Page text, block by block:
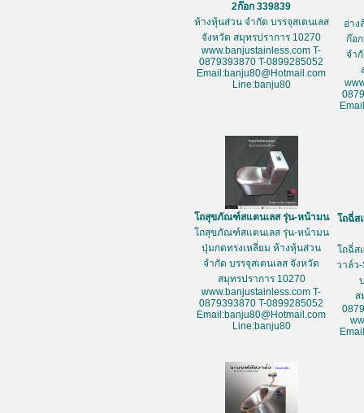
2ก๊อก 339839
ห้างหุ้นส่วน จำกัด บรรจุสเตนเลส
จังหวัด สมุทรปราการ 10270
www.banjustainless.com T-
0879393870 T-0899285052
Email:banju80@Hotmail.com
Line:banju80
อ่าง
ก๊อ
จำ
โถสุขภัณฑ์สแตนเลส รุ่น-หน้ามน
โถสุขภัณฑ์สแตนเลส รุ่น-หน้ามน
ปุ่มกดทรงเหลี่ยม ห้างหุ้นส่วน
จำกัด บรรจุสเตนเลส จังหวัด
สมุทรปราการ 10270
www.banjustainless.com T-
0879393870 T-0899285052
Email:banju80@Hotmail.com
Line:banju80
โถฉี่ส
โถฉี่ส
วาล์ว
ส